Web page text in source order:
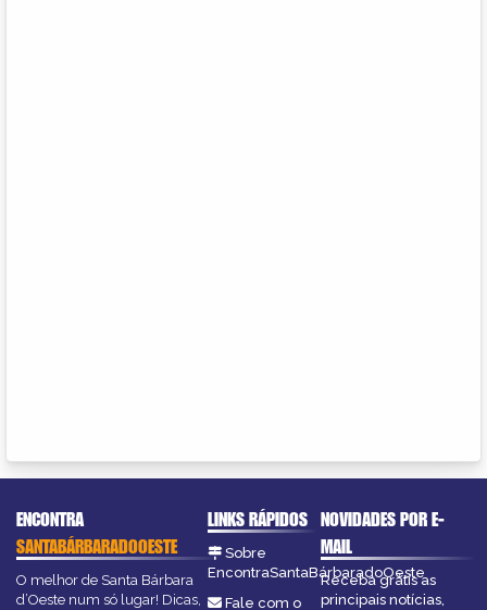
ENCONTRA
SANTABÁRBARADOOESTE
O melhor de Santa Bárbara
d’Oeste num só lugar! Dicas,
LINKS RÁPIDOS
Sobre
EncontraSantaBárbaradoOeste
Fale com o
NOVIDADES POR E-
MAIL
Receba grátis as
principais notícias,